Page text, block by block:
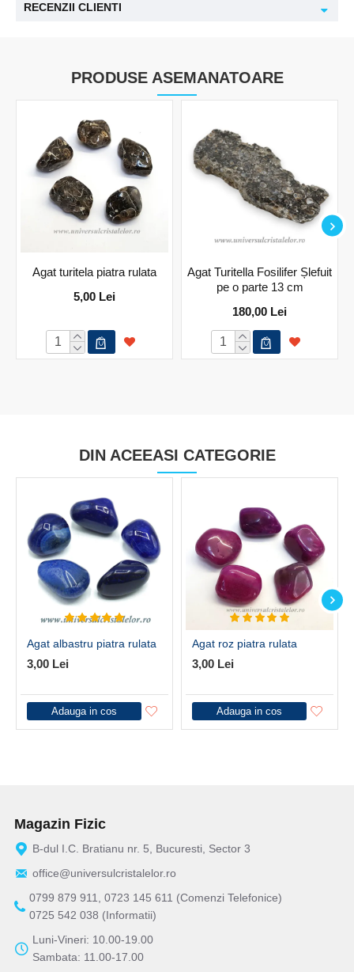
RECENZII CLIENTI
PRODUSE ASEMANATOARE
Agat turitela piatra rulata
5,00 Lei
Agat Turitella Fosilifer Șlefuit
pe o parte 13 cm
180,00 Lei
DIN ACEEASI CATEGORIE
Agat albastru piatra rulata
3,00 Lei
Adauga in cos
Agat roz piatra rulata
3,00 Lei
Adauga in cos
Magazin Fizic
B-dul I.C. Bratianu nr. 5, Bucuresti, Sector 3
office@universulcristalelor.ro
0799 879 911, 0723 145 611 (Comenzi Telefonice)
0725 542 038 (Informatii)
Luni-Vineri: 10.00-19.00
Sambata: 11.00-17.00